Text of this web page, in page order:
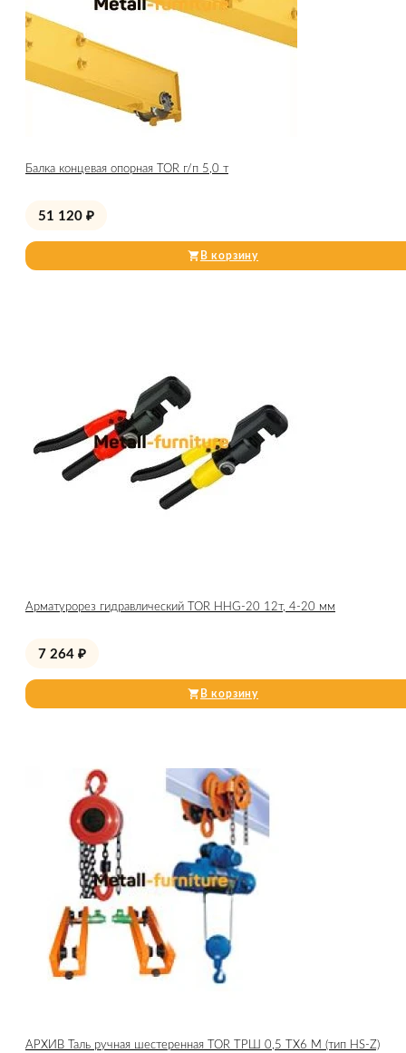
Балка концевая опорная TOR г/п 5,0 т
51 120 ₽
В корзину
Арматурорез гидравлический TOR HHG-20 12т, 4-20 мм
7 264 ₽
В корзину
АРХИВ Таль ручная шестеренная TOR ТРШ 0,5 ТХ6 М (тип HS-Z)